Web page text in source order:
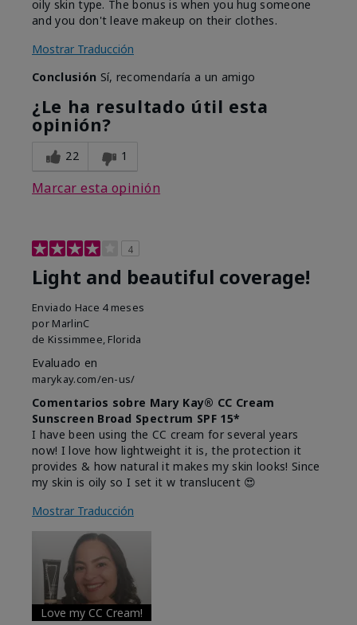
oily skin type. The bonus is when you hug someone
and you don't leave makeup on their clothes.
Mostrar Traducción
Conclusión Sí, recomendaría a un amigo
¿Le ha resultado útil esta
opinión?
22 1
Marcar esta opinión
4
Light and beautiful coverage!
Enviado Hace 4 meses
por MarlinC
de Kissimmee, Florida
Evaluado en
marykay.com/en-us/
Comentarios sobre Mary Kay® CC Cream
Sunscreen Broad Spectrum SPF 15*
I have been using the CC cream for several years
now! I love how lightweight it is, the protection it
provides & how natural it makes my skin looks! Since
my skin is oily so I set it w translucent 😍
Mostrar Traducción
Love my CC Cream!